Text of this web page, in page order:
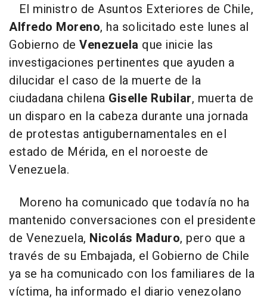
El ministro de Asuntos Exteriores de Chile,
Alfredo Moreno, ha solicitado este lunes al
Gobierno de Venezuela que inicie las
investigaciones pertinentes que ayuden a
dilucidar el caso de la muerte de la
ciudadana chilena Giselle Rubilar, muerta de
un disparo en la cabeza durante una jornada
de protestas antigubernamentales en el
estado de Mérida, en el noroeste de
Venezuela.
Moreno ha comunicado que todavía no ha
mantenido conversaciones con el presidente
de Venezuela, Nicolás Maduro, pero que a
través de su Embajada, el Gobierno de Chile
ya se ha comunicado con los familiares de la
víctima, ha informado el diario venezolano